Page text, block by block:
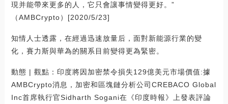
現并能帶來更多的人，它只會讓事情變得更好。”
（AMBCrypto）[2020/5/23]
知情人士透露，在經過迅速放量后，面對新能源行業的變
化，賽力斯與華為的關系目前變得更為緊密。
動態 | 觀點：印度將因加密禁令損失129億美元市場價值:據
AMBCrypto消息，加密和區塊鏈分析公司CREBACO Global
Inc首席執行官Sidharth Sogani在《印度時報》上發表評論